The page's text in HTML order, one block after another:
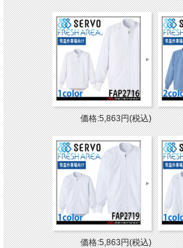
価格:5,863円(税込)
価格:5,863円(税込)